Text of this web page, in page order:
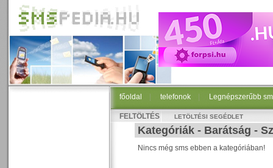
főoldal telefonok Legnépszerűbb
FELTÖLTÉS LETÖLTÉSI SEGÉDLET
Kategóriák - Barátság -
Nincs még sms ebben a kategóriában!